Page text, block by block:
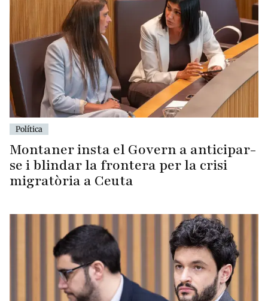
Política
Montaner insta el Govern a anticipar-
se i blindar la frontera per la crisi
migratòria a Ceuta